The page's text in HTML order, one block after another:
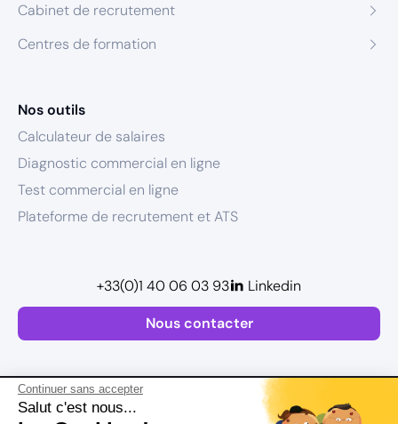
Continuer sans accepter
Salut c'est nous...
Cabinet de recrutement
Centres de formation
Nos outils
Calculateur de salaires
Diagnostic commercial en ligne
Test commercial en ligne
Plateforme de recrutement et ATS
Nous contacter
+33(0)1 40 06 03 93 Linkedin